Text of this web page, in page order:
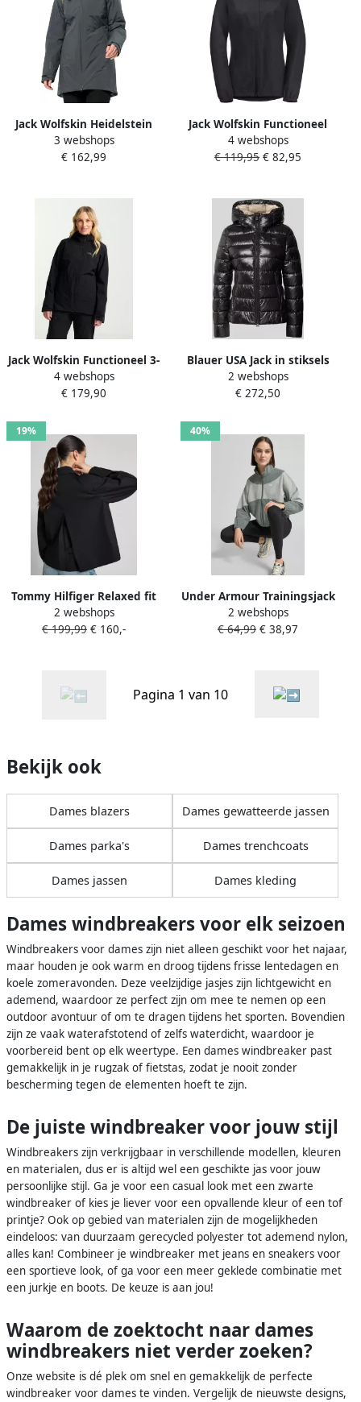
Jack Wolfskin Heidelstein
Ins Jacket Women
Waterdicht winterjack
3 webshops
€ 162,99
Jack Wolfskin Functioneel
jack STORMY POINT 2L JKT
W Waterdicht winddicht
4 webshops
€ 119,95 € 82,95
Jack Wolfskin Functioneel 3-
in-1-jack MOONRISE 3IN1
JKT W (2-delig)
4 webshops
€ 179,90
Blauer USA Jack in stiksels
model 'CAROLL'
2 webshops
€ 272,50
19%
Tommy Hilfiger Relaxed fit
Trenchcoat van puur katoen
2 webshops
€ 199,99 € 160,-
40%
Under Armour Trainingsjack
met opstaande kraag en
steekzakken
2 webshops
€ 64,99 € 38,97
Pagina 1 van 10
Bekijk ook
Dames blazers Dames gewatteerde jassen
Dames parka's Dames trenchcoats
Dames jassen Dames kleding
Dames windbreakers voor elk seizoen
Windbreakers voor dames zijn niet alleen geschikt voor het najaar,
maar houden je ook warm en droog tijdens frisse lentedagen en
koele zomeravonden. Deze veelzijdige jasjes zijn lichtgewicht en
ademend, waardoor ze perfect zijn om mee te nemen op een
outdoor avontuur of om te dragen tijdens het sporten. Bovendien
zijn ze vaak waterafstotend of zelfs waterdicht, waardoor je
voorbereid bent op elk weertype. Een dames windbreaker past
gemakkelijk in je rugzak of fietstas, zodat je nooit zonder
bescherming tegen de elementen hoeft te zijn.
De juiste windbreaker voor jouw stijl
Windbreakers zijn verkrijgbaar in verschillende modellen, kleuren
en materialen, dus er is altijd wel een geschikte jas voor jouw
persoonlijke stijl. Ga je voor een casual look met een zwarte
windbreaker of kies je liever voor een opvallende kleur of een tof
printje? Ook op gebied van materialen zijn de mogelijkheden
eindeloos: van duurzaam gerecycled polyester tot ademend nylon,
alles kan! Combineer je windbreaker met jeans en sneakers voor
een sportieve look, of ga voor een meer geklede combinatie met
een jurkje en boots. De keuze is aan jou!
Waarom de zoektocht naar dames
windbreakers niet verder zoeken?
Onze website is dé plek om snel en gemakkelijk de perfecte
windbreaker voor dames te vinden. Vergelijk de nieuwste designs,